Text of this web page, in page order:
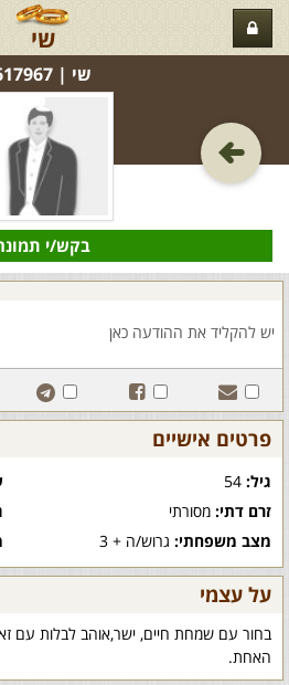
שי
שי‏ | 617967
בקש/י
פרטים אישיים
גיל:
זרם דתי: מסורתי
מצב משפחתי: גרוש/ה + 3
על עצמי
בחור עם שמחת חיים, ישר,אוהב לבלות עם
האחת.